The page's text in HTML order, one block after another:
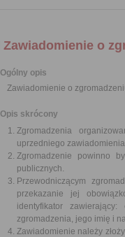
Zawiadomienie o
Ogólny opis
Zawiadomienie o
Opis skrócony
Zgromadzenia
uprzedniego
Zgromadzenie powinno
publicznych.
Przewodniczącym
przekazanie jej
identyfikator
zgromadzenia, jego imię i
Zawiadomienie należy